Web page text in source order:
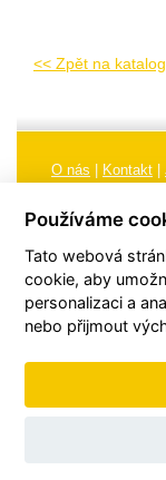
<< Zpět na
O nás Kontakt
obuvi, pokyny
© 2026TORI, s.r.o.|
Používáme
Tato webová
cookie, aby
personalizaci a
nebo přijmout